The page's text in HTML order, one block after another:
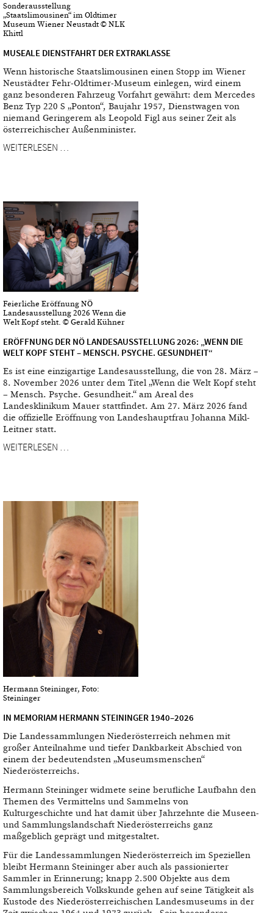
Sonderausstellung
„Staatslimousinen“ im Oldtimer
Museum Wiener Neustadt © NLK
Khittl
MUSEALE DIENSTFAHRT DER EXTRAKLASSE
Wenn historische Staatslimousinen einen Stopp im Wiener
Neustädter Fehr-Oldtimer-Museum einlegen, wird einem
ganz besonderen Fahrzeug Vorfahrt gewährt: dem Mercedes
Benz Typ 220 S „Ponton“, Baujahr 1957, Dienstwagen von
niemand Geringerem als Leopold Figl aus seiner Zeit als
österreichischer Außenminister.
WEITERLESEN …
Feierliche Eröffnung NÖ
Landesausstellung 2026 Wenn die
Welt Kopf steht. © Gerald Kühner
ERÖFFNUNG DER NÖ LANDESAUSSTELLUNG 2026: „WENN DIE
WELT KOPF STEHT – MENSCH. PSYCHE. GESUNDHEIT“
Es ist eine einzigartige Landesausstellung, die von 28. März –
8. November 2026 unter dem Titel „Wenn die Welt Kopf steht
– Mensch. Psyche. Gesundheit.“ am Areal des
Landesklinikum Mauer stattfindet. Am 27. März 2026 fand
die offizielle Eröffnung von Landeshauptfrau Johanna Mikl-
Leitner statt.
WEITERLESEN …
Hermann Steininger, Foto:
Steininger
IN MEMORIAM HERMANN STEININGER 1940–2026
Die Landessammlungen Niederösterreich nehmen mit
großer Anteilnahme und tiefer Dankbarkeit Abschied von
einem der bedeutendsten „Museumsmenschen“
Niederösterreichs.
Hermann Steininger widmete seine berufliche Laufbahn den
Themen des Vermittelns und Sammelns von
Kulturgeschichte und hat damit über Jahrzehnte die Museen-
und Sammlungslandschaft Niederösterreichs ganz
maßgeblich geprägt und mitgestaltet.
Für die Landessammlungen Niederösterreich im Speziellen
bleibt Hermann Steininger aber auch als passionierter
Sammler in Erinnerung; knapp 2.500 Objekte aus dem
Sammlungsbereich Volkskunde gehen auf seine Tätigkeit als
Kustode des Niederösterreichischen Landesmuseums in der